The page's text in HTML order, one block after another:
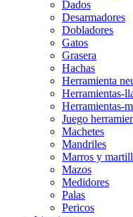
Dados
Desarmadores
Dobladores
Gatos
Grasera
Hachas
Herramienta
Herramientas-
Herramientas-
Juego
Machetes
Mandriles
Marros y
Mazos
Medidores
Palas
Pericos